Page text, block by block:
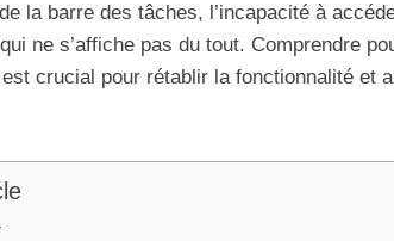
la barre des tâches, l’incapacité à
ne s’affiche pas du tout. Comprendre
crucial pour rétablir la fonctionnalité et